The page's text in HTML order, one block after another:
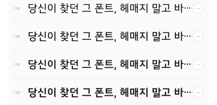
130 당신이 찾던 그 폰트, 헤매지 말고 바로 폰코! −
140 당신이 찾던 그 폰트, 헤매지 말고 바로 폰코! −
150 당신이 찾던 그 폰트, 헤매지 말고 바로 폰코! −
160 당신이 찾던 그 폰트, 헤매지 말고 바로 폰코! −